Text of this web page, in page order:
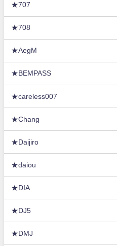
★707
★708
★AegM
★BEMPASS
★careless007
★Chang
★Daijiro
★daiou
★DIA
★DJ5
★DMJ